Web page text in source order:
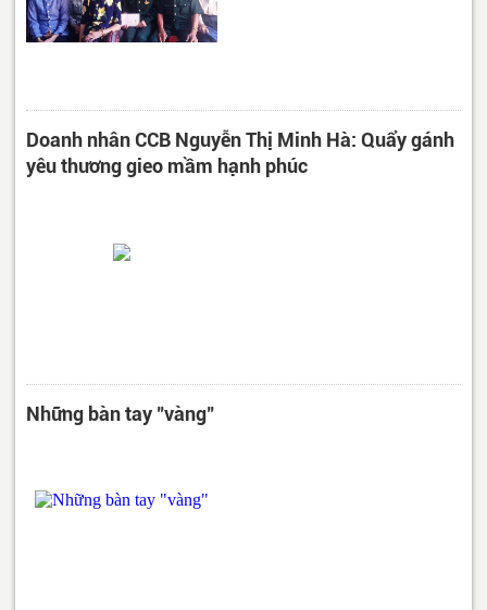
Doanh nhân CCB Nguyễn Thị Minh Hà: Quẩy gánh
yêu thương gieo mầm hạnh phúc
Những bàn tay "vàng"